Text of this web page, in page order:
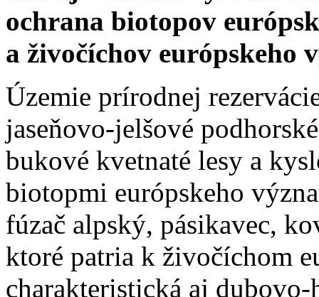
ochrana biotopov
a živočíchov európskeho
Územie prírodnej
jaseňovo-jelšové
bukové kvetnaté lesy a
biotopmi európskeho
fúzač alpský, pásikavec,
ktoré patria k živočíchom
charakteristická aj